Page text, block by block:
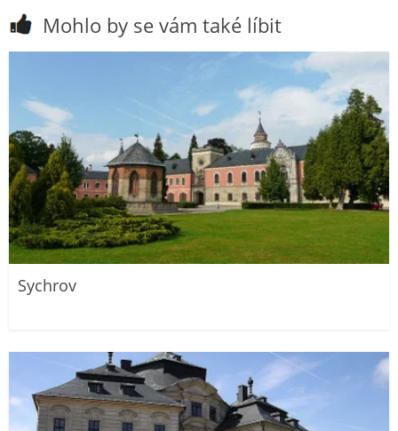
Mohlo by se vám také líbit
Sychrov